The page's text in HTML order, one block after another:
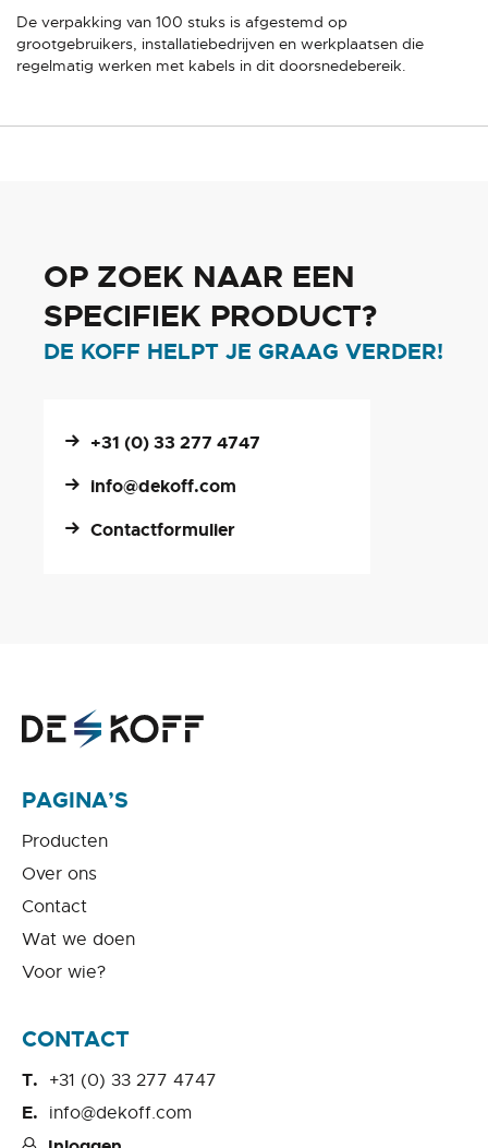
De verpakking van 100 stuks is afgestemd op
grootgebruikers, installatiebedrijven en werkplaatsen die
regelmatig werken met kabels in dit doorsnedebereik.
OP ZOEK NAAR EEN
SPECIFIEK PRODUCT?
DE KOFF HELPT JE GRAAG VERDER!
+31 (0) 33 277 4747
info@dekoff.com
Contactformulier
PAGINA’S
Producten
Over ons
Contact
Wat we doen
Voor wie?
CONTACT
+31 (0) 33 277 4747
info@dekoff.com